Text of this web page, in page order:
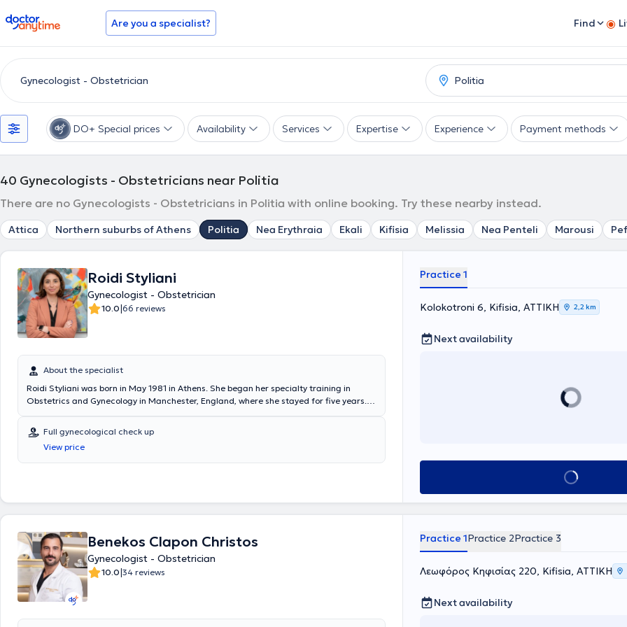
doctoranytime Are you a specialist? Find
DO+ Special prices Availability Services Expertise Experience Payment methods
40 Gynecologists - Obstetricians near Politia
There are no Gynecologists - Obstetricians in Politia with online booking. Try these nearby instead.
Attica Northern suburbs of Athens Politia Nea Erythraia Ekali Kifisia Melissia Nea Penteli Marousi
Roidi Styliani
Gynecologist - Obstetrician
10.0|66 reviews
About the specialist
Roidi Styliani was born in May 1981 in Athens. She began her specialty training in
Obstetrics and Gynecology in Manchester, England, where she stayed for five years.
in high-risk pregnancies. In 2017, she completed her specialty training in Greece and
commenced her training in pediatric and adolescent gynecology at Alexandra
Hospital. After four years, she officially obtained the title of specialist pediatric
gynecologist following examinations at the International Federation of Pediatric and
woman from childhood through menopause.
Full gynecological check up
View price
Practice 1
Kolokotroni 6, Kifisia, ΑΤΤΙΚΗ 2,2 km
Next availability
Book appointment
Benekos Clapon Christos
Gynecologist - Obstetrician
10.0|34 reviews
Practice 1Practice 2Practice 3
Λεωφόρος Κηφισίας 220, Kifisia, ΑΤΤΙΚΗ
Next availability